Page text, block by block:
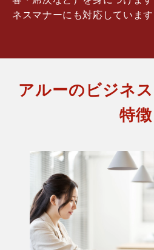
ネスマナーにも対応しています
アルーのビジネ
特徴